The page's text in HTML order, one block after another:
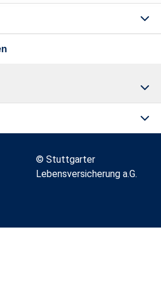
© Stuttgarter
Lebensversicherung a.G.